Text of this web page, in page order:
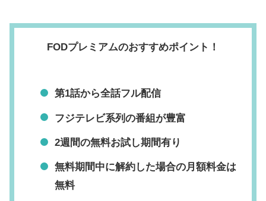
FODプレミアムのおすすめポイント！
第1話から全話フル配信
フジテレビ系列の番組が豊富
2週間の無料お試し期間有り
無料期間中に解約した場合の月額料金は
無料